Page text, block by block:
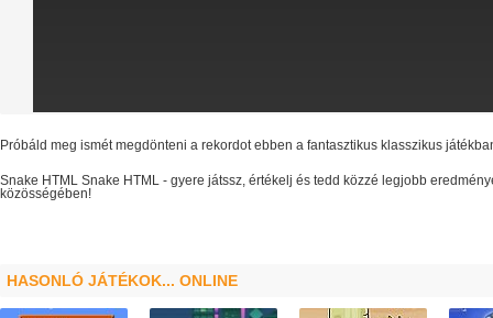
Próbáld meg ismét megdönteni a rekordot ebben a fantasztikus klasszikus
Snake HTML - gyere játssz, értékelj és tedd közzé legjobb
Snake HTML
közösségében!
HASONLÓ JÁTÉKOK... ONLINE